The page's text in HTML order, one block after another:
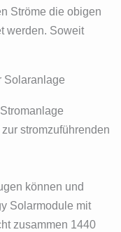
Ströme die obigen
werden. Soweit
Solaranlage
stromzuführenden
können und
Solarmodule mit
zusammen 1440